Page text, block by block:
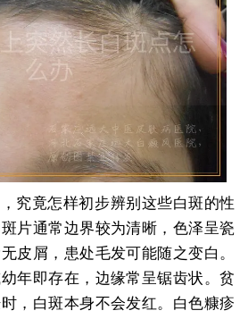
究竟怎样初步辨别这些白斑的性
片通常边界较为清晰，色泽呈瓷
皮屑，患处毛发可能随之变白。
年即存在，边缘常呈锯齿状。贫
，白斑本身不会发红。白色糠疹